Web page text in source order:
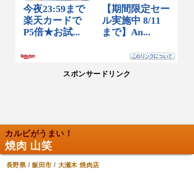
スポンサードリンク
カルビがうまい！
焼肉 山笑
長野県/飯田市 / 大瀬木 焼肉店